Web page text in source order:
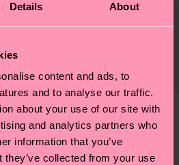
Details About
content and ads, to
and to analyse our traffic.
about your use of our site with
and analytics partners who
information that you’ve
they’ve collected from your use
von Emissionen, die
und VIELES MEHR!
sowie Tipps und Tricks
Nachhaltigkeitsseite.
Zielland der Bestellung
beginnt sobald
wurde. Bitte bedenke,
einen Richtwert handelt
von der lokalen Post in